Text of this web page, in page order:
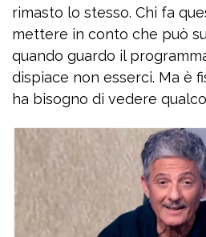
rimasto lo stesso. Chi fa
mettere in conto che può
quando guardo il
dispiace non esserci. Ma è
ha bisogno di vedere